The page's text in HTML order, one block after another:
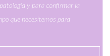
y para confirmar la
que necesitemos para